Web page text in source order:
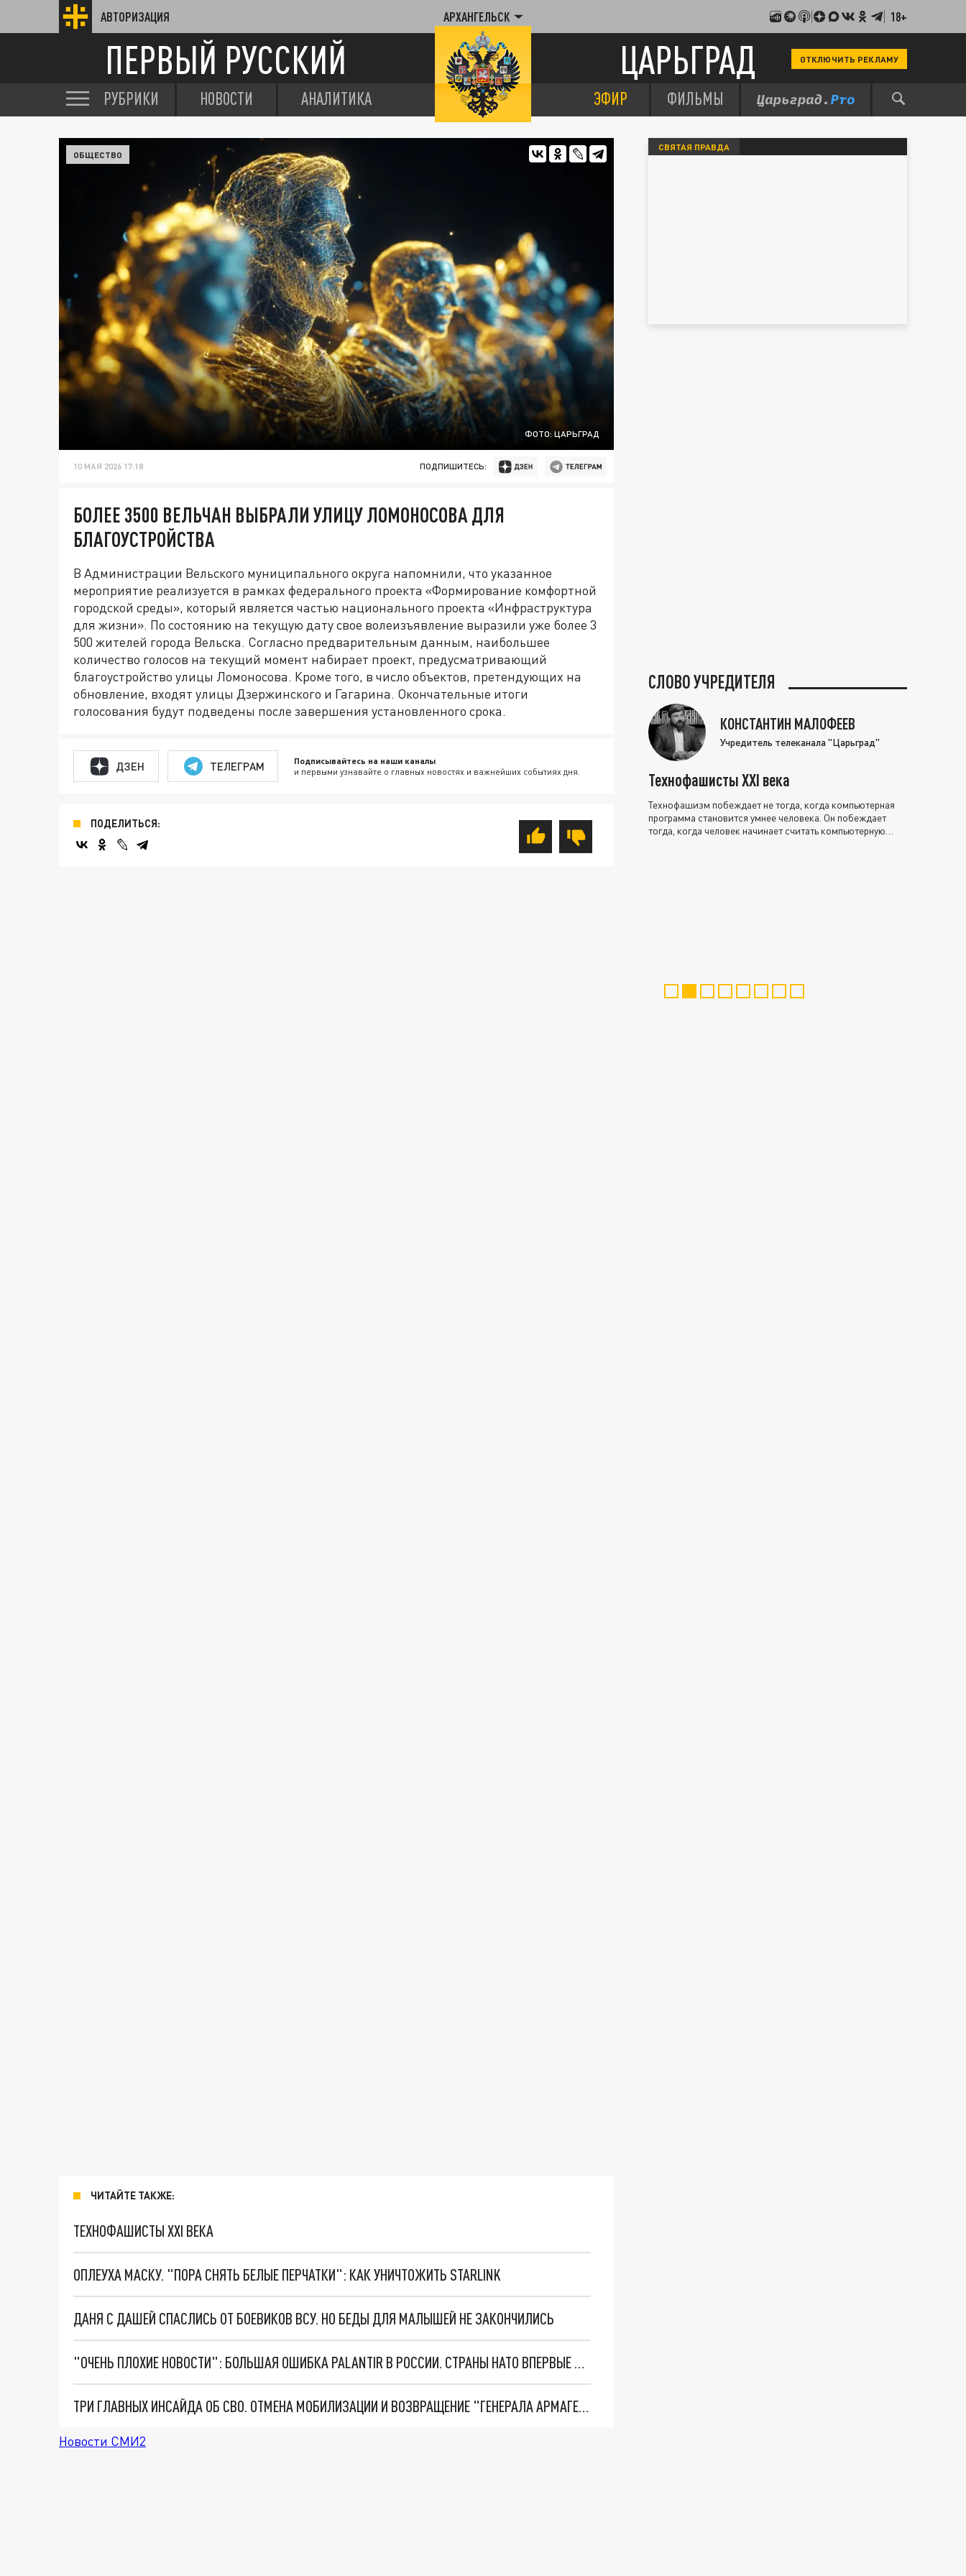
АВТОРИЗАЦИЯ АРХАНГЕЛЬСК 18+
ПЕРВЫЙ РУССКИЙ ЦАРЬГРАД ОТКЛЮЧИТЬ РЕКЛАМУ
РУБРИКИ НОВОСТИ АНАЛИТИКА ЭФИР ФИЛЬМЫ
ФОТО: ЦАРЬГРАД
ОБЩЕСТВО
10 МАЯ 2026 17:18 ПОДПИШИТЕСЬ:
БОЛЕЕ 3500 ВЕЛЬЧАН ВЫБРАЛИ УЛИЦУ ЛОМОНОСОВА ДЛЯ
БЛАГОУСТРОЙСТВА
В Администрации Вельского муниципального округа напомнили, что указанное
мероприятие реализуется в рамках федерального проекта «Формирование комфортной
городской среды», который является частью национального проекта «Инфраструктура
для жизни». По состоянию на текущую дату свое волеизъявление выразили уже более 3
500 жителей города Вельска. Согласно предварительным данным, наибольшее
количество голосов на текущий момент набирает проект, предусматривающий
благоустройство улицы Ломоносова. Кроме того, в число объектов, претендующих на
обновление, входят улицы Дзержинского и Гагарина. Окончательные итоги
голосования будут подведены после завершения установленного срока.
ДЗЕН ТЕЛЕГРАМ Подписывайтесь на наши каналы
и первыми узнавайте о главных новостях и важнейших событиях дня.
ПОДЕЛИТЬСЯ:
ЧИТАЙТЕ ТАКЖЕ:
ТЕХНОФАШИСТЫ XXI ВЕКА
ОПЛЕУХА МАСКУ. "ПОРА СНЯТЬ БЕЛЫЕ ПЕРЧАТКИ": КАК УНИЧТОЖИТЬ STARLINK
ДАНЯ С ДАШЕЙ СПАСЛИСЬ ОТ БОЕВИКОВ ВСУ. НО БЕДЫ ДЛЯ МАЛЫШЕЙ НЕ ЗАКОНЧИЛИСЬ
"ОЧЕНЬ ПЛОХИЕ НОВОСТИ": БОЛЬШАЯ ОШИБКА PALANTIR В РОССИИ. СТРАНЫ НАТО ВПЕРВЫЕ ЗА СВО ОСТАНОВИЛИ ПОСТАВКИ ОРУЖИЯ. ВСУ ТЕРЯЮТ ПРИГРАНИЧЬЕ?
ТРИ ГЛАВНЫХ ИНСАЙДА ОБ СВО. ОТМЕНА МОБИЛИЗАЦИИ И ВОЗВРАЩЕНИЕ "ГЕНЕРАЛА АРМАГЕДДОНА"? ОТЛИЧНЫЕ НОВОСТИ, КОТОРЫЕ ЖДАЛИ ВСЕ
Новости СМИ2
СВЯТАЯ ПРАВДА
СЛОВО УЧРЕДИТЕЛЯ
КОНСТАНТИН МАЛОФЕЕВ
Учредитель телеканала "Царьград"
Технофашисты XXI века
Технофашизм побеждает не тогда, когда компьютерная
программа становится умнее человека. Он побеждает
тогда, когда человек начинает считать компьютерную